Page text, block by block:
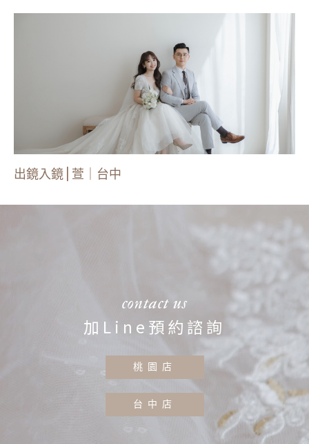
出鏡入鏡 | 萱｜台中
contact us
加Line預約諮詢
桃園店
台中店